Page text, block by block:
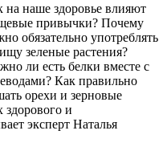
на наше здоровье влияют
привычки? Почему
обязательно употреблять
зеленые растения?
ли есть белки вместе с
Как правильно
орехи и зерновые
и
эксперт Наталья